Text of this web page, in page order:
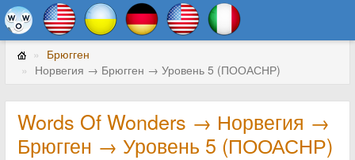
Брюгген
Норвегия → Брюгген → Уровень 5 (ПООАСНР)
Words Of Wonders → Норвегия →
Брюгген → Уровень 5 (ПООАСНР)